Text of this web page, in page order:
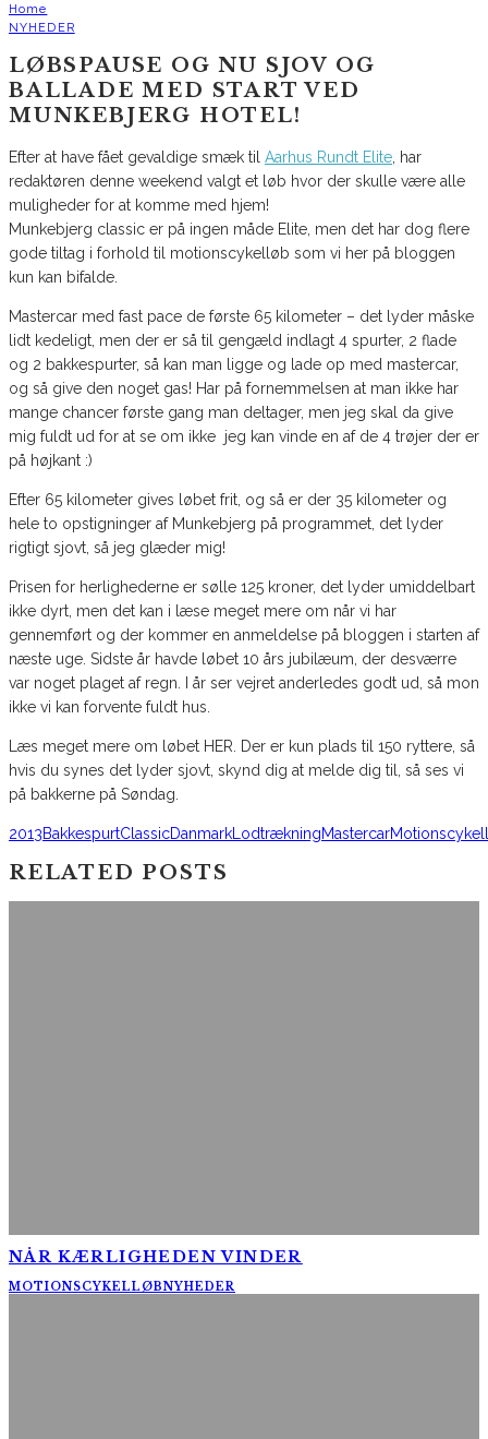
Home
NYHEDER
LØBSPAUSE OG NU SJOV OG
BALLADE MED START VED
MUNKEBJERG HOTEL!
Efter at have fået gevaldige smæk til Aarhus Rundt Elite , har
redaktøren denne weekend valgt et løb hvor der skulle være alle
muligheder for at komme med hjem!
Munkebjerg classic er på ingen måde Elite, men det har dog flere
gode tiltag i forhold til motionscykelløb som vi her på bloggen
kun kan bifalde.
Mastercar med fast pace de første 65 kilometer – det lyder måske
lidt kedeligt, men der er så til gengæld indlagt 4 spurter, 2 flade
og 2 bakkespurter, så kan man ligge og lade op med mastercar,
og så give den noget gas! Har på fornemmelsen at man ikke har
mange chancer første gang man deltager, men jeg skal da give
mig fuldt ud for at se om ikke jeg kan vinde en af de 4 trøjer der er
på højkant :)
Efter 65 kilometer gives løbet frit, og så er der 35 kilometer og
hele to opstigninger af Munkebjerg på programmet, det lyder
rigtigt sjovt, så jeg glæder mig!
Prisen for herlighederne er sølle 125 kroner, det lyder umiddelbart
ikke dyrt, men det kan i læse meget mere om når vi har
gennemført og der kommer en anmeldelse på bloggen i starten af
næste uge. Sidste år havde løbet 10 års jubilæum, der desværre
var noget plaget af regn. I år ser vejret anderledes godt ud, så mon
ikke vi kan forvente fuldt hus.
Læs meget mere om løbet HER. Der er kun plads til 150 ryttere, så
hvis du synes det lyder sjovt, skynd dig at melde dig til, så ses vi
på bakkerne på Søndag.
2013BakkespurtClassicDanmark LodtrækningMastercar
RELATED POSTS
NÅR KÆRLIGHEDEN VINDER
MOTIONSCYKELLØBNYHEDER